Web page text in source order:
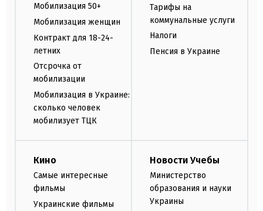
Мобилизация 50+
Мобилизация женщин
Контракт для 18-24-
летних
Отсрочка от
мобилизации
Мобилизация в Украине:
сколько человек
мобилизует ТЦК
Тарифы на
коммунальные услуги
Налоги
Пенсия в Украине
Кино
Самые интересные
фильмы
Украинские фильмы
Новости Учебы
Министерство
образования и науки
Украины